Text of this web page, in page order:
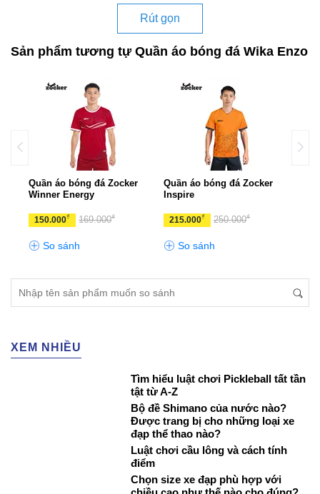
Rút gọn
Sản phẩm tương tự Quần áo bóng đá Wika Enzo
Quần áo bóng đá Zocker
Winner Energy
150.000₫ 169.000₫
So sánh
Quần áo bóng đá Zocker
Inspire
215.000₫ 250.000₫
So sánh
XEM NHIỀU
Tìm hiểu luật chơi Pickleball tất tần
tật từ A-Z
Bộ đề Shimano của nước nào?
Được trang bị cho những loại xe
đạp thể thao nào?
Luật chơi cầu lông và cách tính
điểm
Chọn size xe đạp phù hợp với